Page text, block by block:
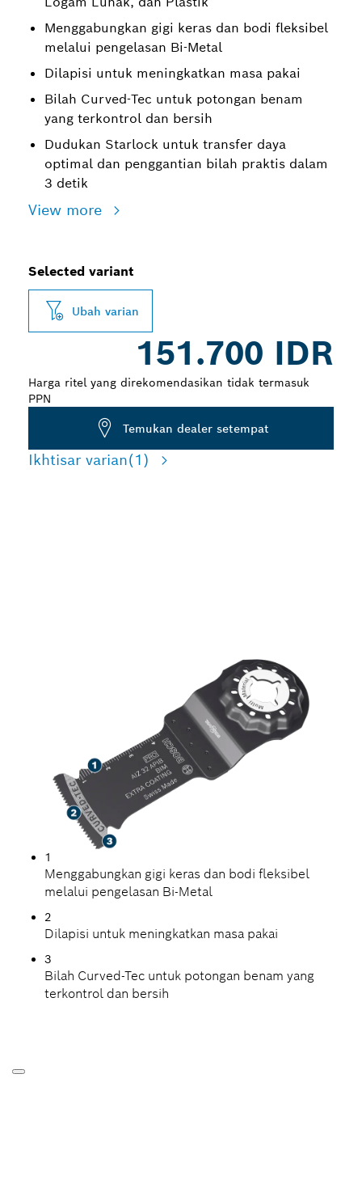
Menggabungkan gigi keras dan bodi fleksibel
melalui pengelasan Bi-Metal
Dilapisi untuk meningkatkan masa pakai
Bilah Curved-Tec untuk potongan benam
yang terkontrol dan bersih
Dudukan Starlock untuk transfer daya
optimal dan penggantian bilah praktis dalam
3 detik
View more
Selected variant
Ubah varian
151.700 IDR
Harga ritel yang direkomendasikan tidak termasuk
PPN
Temukan dealer setempat
Ikhtisar varian(1)
1
Menggabungkan gigi keras dan bodi fleksibel
melalui pengelasan Bi-Metal
2
Dilapisi untuk meningkatkan masa pakai
3
Bilah Curved-Tec untuk potongan benam yang
terkontrol dan bersih